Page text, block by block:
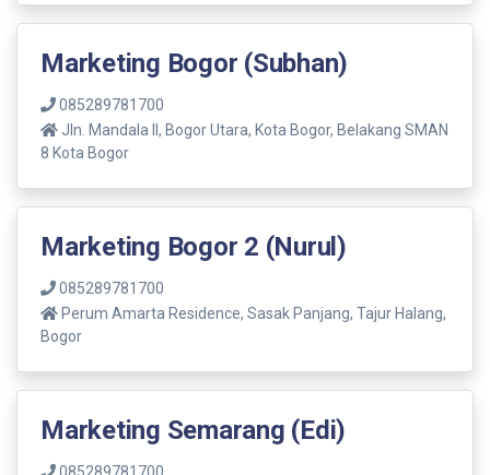
Marketing Bogor (Subhan)
085289781700
Jln. Mandala ll, Bogor Utara, Kota Bogor, Belakang SMAN
8 Kota Bogor
Marketing Bogor 2 (Nurul)
085289781700
Perum Amarta Residence, Sasak Panjang, Tajur Halang,
Bogor
Marketing Semarang (Edi)